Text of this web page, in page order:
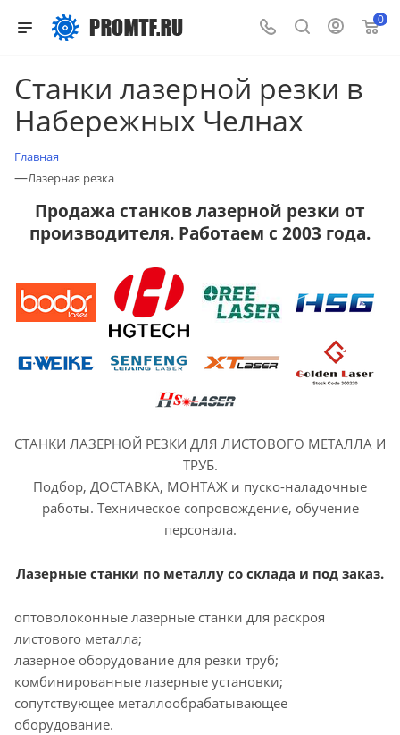
0
Станки лазерной резки в
Набережных Челнах
Главная
—Лазерная резка
Продажа станков лазерной резки от
производителя. Работаем с 2003 года.
СТАНКИ ЛАЗЕРНОЙ РЕЗКИ ДЛЯ ЛИСТОВОГО МЕТАЛЛА И
ТРУБ.
Подбор, ДОСТАВКА, МОНТАЖ и пуско-наладочные
работы. Техническое сопровождение, обучение
персонала.
Лазерные станки по металлу со склада и под заказ.
оптоволоконные лазерные станки для раскроя
листового металла;
лазерное оборудование для резки труб;
комбинированные лазерные установки;
сопутствующее металлообрабатывающее
оборудование.